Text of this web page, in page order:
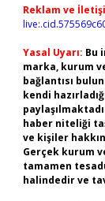
Reklam ve
Yasal Uyarı: Bu
marka, kurum
bağlantısı
kendi
haber niteliği
ve kişiler
Gerçek kurum
tamamen
halindedir ve